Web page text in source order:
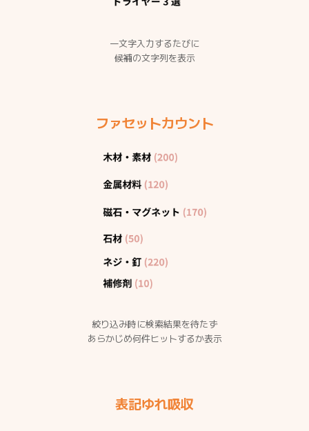
一文字入力するたびに
候補の文字列を表示
ファセットカウント
絞り込み時に検索結果を待たず
あらかじめ何件ヒットするか表示
表記ゆれ吸収